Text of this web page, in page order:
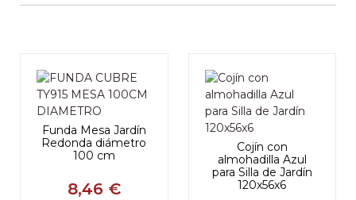
Funda Mesa Jardín
Redonda diámetro
100 cm
8,46 €
Cojín con
almohadilla Azul
para Silla de Jardín
120x56x6